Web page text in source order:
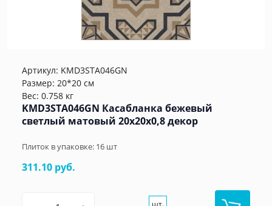
Артикул: KMD3STA046GN
Размер: 20*20 см
Вес: 0.758 кг
KMD3STA046GN Касабланка бежевый
светлый матовый 20x20x0,8 декор
Плиток в упаковке: 16 шт
311.10 руб.
шт.